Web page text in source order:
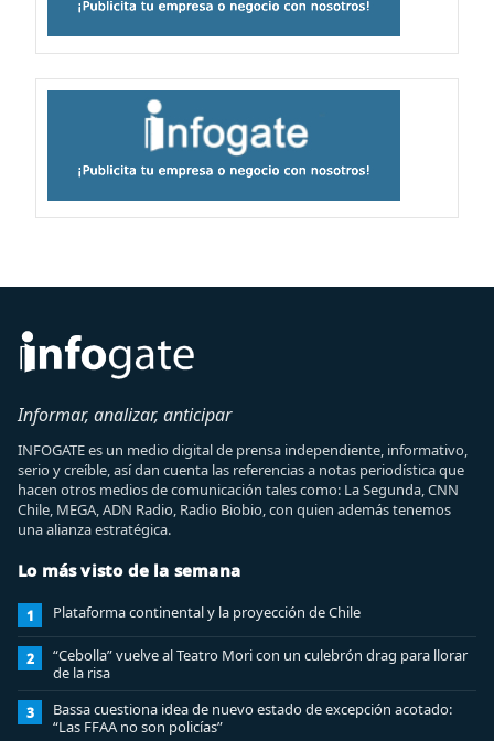
Informar, analizar, anticipar
INFOGATE es un medio digital de prensa independiente, informativo,
serio y creíble, así dan cuenta las referencias a notas periodística que
hacen otros medios de comunicación tales como: La Segunda, CNN
Chile, MEGA, ADN Radio, Radio Biobio, con quien además tenemos
una alianza estratégica.
Lo más visto de la semana
1 Plataforma continental y la proyección de Chile
2
“Cebolla” vuelve al Teatro Mori con un culebrón drag para llorar
de la risa
3
Bassa cuestiona idea de nuevo estado de excepción acotado:
“Las FFAA no son policías”